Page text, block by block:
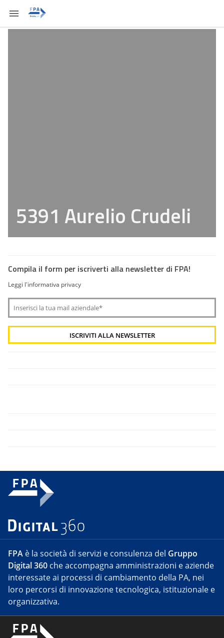
5391 Aurelio Crudeli
Compila il form per iscriverti alla newsletter di FPA!
Leggi l'informativa privacy
FPA è la società di servizi e consulenza del Gruppo
Digital 360 che accompagna amministrazioni e aziende
interessate ai processi di cambiamento della PA, nei
loro percorsi di innovazione tecnologica, istituzionale e
organizzativa.